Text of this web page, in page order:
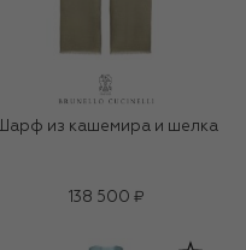
Шарф из кашемира и шелка
138 500 ₽